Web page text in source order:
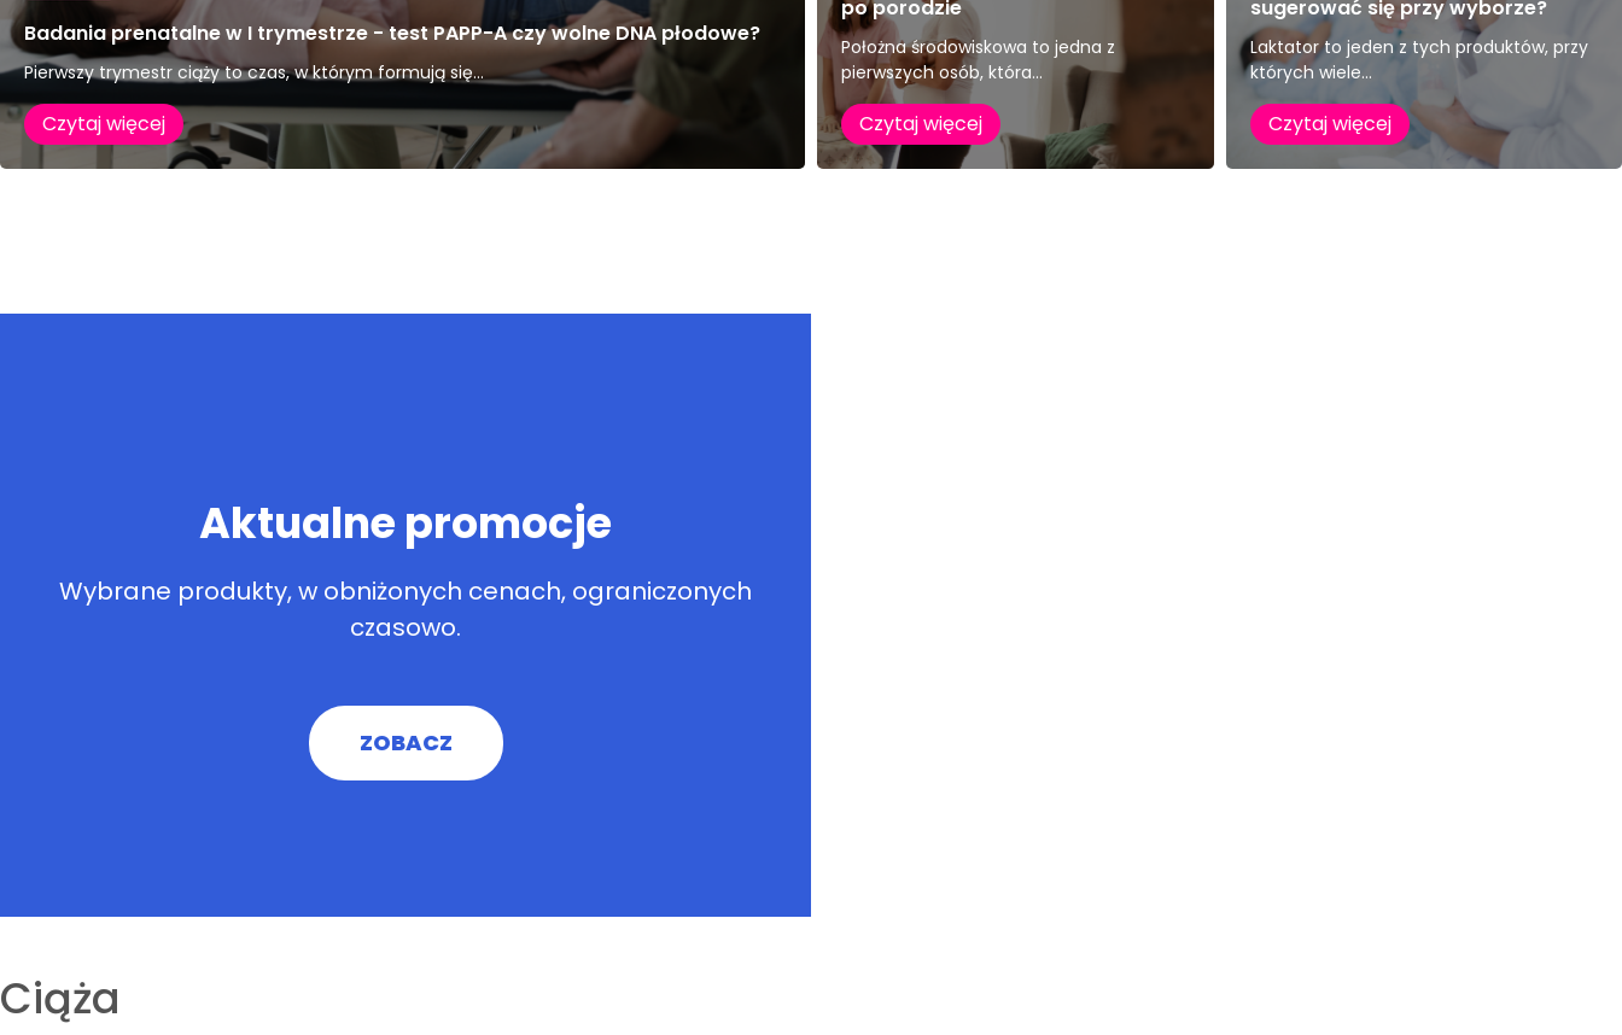
Badania prenatalne w I trymestrze - test PAPP-A czy wolne DNA płodowe?
Pierwszy trymestr ciąży to czas, w którym formują się...
Czytaj więcej
po porodzie
Położna środowiskowa to jedna z
pierwszych osób, która...
Czytaj więcej
sugerować się przy wyborze?
Laktator to jeden z tych produktów, przy
których wiele...
Czytaj więcej
Aktualne promocje
Wybrane produkty, w obniżonych cenach, ograniczonych
czasowo.
ZOBACZ
Ciąża